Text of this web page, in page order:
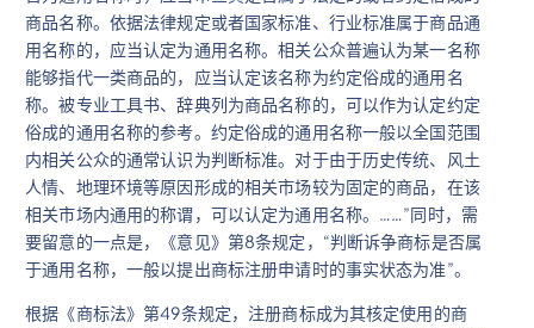
商品名称。依据法律规定或者国家标准、行业标准属于商品通
用名称的，应当认定为通用名称。相关公众普遍认为某一名称
能够指代一类商品的，应当认定该名称为约定俗成的通用名
称。被专业工具书、辞典列为商品名称的，可以作为认定约定
俗成的通用名称的参考。约定俗成的通用名称一般以全国范围
内相关公众的通常认识为判断标准。对于由于历史传统、风土
人情、地理环境等原因形成的相关市场较为固定的商品，在该
相关市场内通用的称谓，可以认定为通用名称。……”同时，需
要留意的一点是，《意见》第8条规定，“判断诉争商标是否属
于通用名称，一般以提出商标注册申请时的事实状态为准”。
根据《商标法》第49条规定，注册商标成为其核定使用的商